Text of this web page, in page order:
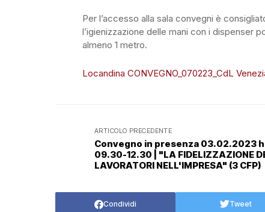
Per l’accesso alla sala convegni è
l’igienizzazione delle mani con i dispenser
almeno 1 metro.
Locandina CONVEGNO_070223_CdL
ARTICOLO PRECEDENTE
Convegno in presenza 03.02.2023
09.30-12.30 | "LA FIDELIZZAZIONE
LAVORATORI NELL'IMPRESA" (3 CFP)
Condividi Tweet